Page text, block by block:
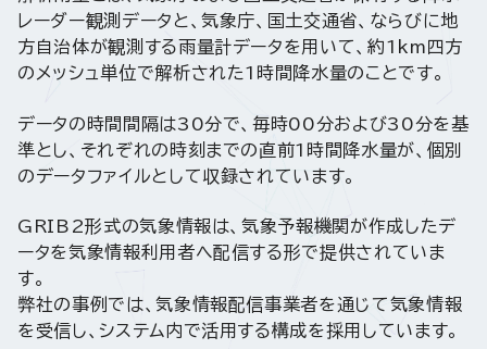
レーダー観測データと、気象庁、国土交通省、ならびに地
方自治体が観測する雨量計データを用いて、約1km四方
のメッシュ単位で解析された1時間降水量のことです。
データの時間間隔は30分で、毎時00分および30分を基
準とし、それぞれの時刻までの直前1時間降水量が、個別
のデータファイルとして収録されています。
GRIB2形式の気象情報は、気象予報機関が作成したデ
ータを気象情報利用者へ配信する形で提供されていま
す。
弊社の事例では、気象情報配信事業者を通じて気象情報
を受信し、システム内で活用する構成を採用しています。